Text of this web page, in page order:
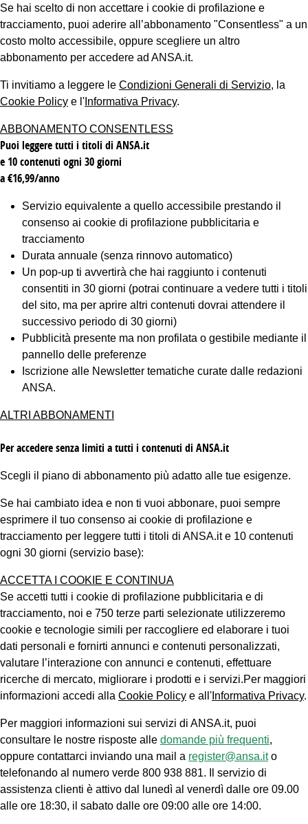
Se hai scelto di non accettare i cookie di profilazione e
tracciamento, puoi aderire all’abbonamento "Consentless" a un
costo molto accessibile, oppure scegliere un altro
abbonamento per accedere ad ANSA.it.
Ti invitiamo a leggere le Condizioni Generali di Servizio, la
Cookie Policy e l' Informativa Privacy.
ABBONAMENTO CONSENTLESS
Puoi leggere tutti i titoli di ANSA.it
e 10 contenuti ogni 30 giorni
a €16,99/anno
Servizio equivalente a quello accessibile prestando il
consenso ai cookie di profilazione pubblicitaria e
tracciamento
Durata annuale (senza rinnovo automatico)
Un pop-up ti avvertirà che hai raggiunto i contenuti
consentiti in 30 giorni (potrai continuare a vedere tutti i titoli
del sito, ma per aprire altri contenuti dovrai attendere il
successivo periodo di 30 giorni)
Pubblicità presente ma non profilata o gestibile mediante il
pannello delle preferenze
Iscrizione alle Newsletter tematiche curate dalle redazioni
ANSA.
ALTRI ABBONAMENTI
Per accedere senza limiti a tutti i contenuti di ANSA.it
Scegli il piano di abbonamento più adatto alle tue esigenze.
Se hai cambiato idea e non ti vuoi abbonare, puoi sempre
esprimere il tuo consenso ai cookie di profilazione e
tracciamento per leggere tutti i titoli di ANSA.it e 10 contenuti
ogni 30 giorni (servizio base):
ACCETTA I COOKIE E CONTINUA
Se accetti tutti i cookie di profilazione pubblicitaria e di
tracciamento, noi e 750 terze parti selezionate utilizzeremo
cookie e tecnologie simili per raccogliere ed elaborare i tuoi
dati personali e fornirti annunci e contenuti personalizzati,
valutare l’interazione con annunci e contenuti, effettuare
ricerche di mercato, migliorare i prodotti e i servizi.Per maggiori
informazioni accedi alla Cookie Policy e all' Informativa Privacy.
Per maggiori informazioni sui servizi di ANSA.it, puoi
consultare le nostre risposte alle domande più frequenti,
oppure contattarci inviando una mail a register@ansa.ito
telefonando al numero verde 800 938 881. Il servizio di
assistenza clienti è attivo dal lunedì al venerdì dalle ore 09.00
alle ore 18:30, il sabato dalle ore 09:00 alle ore 14:00.